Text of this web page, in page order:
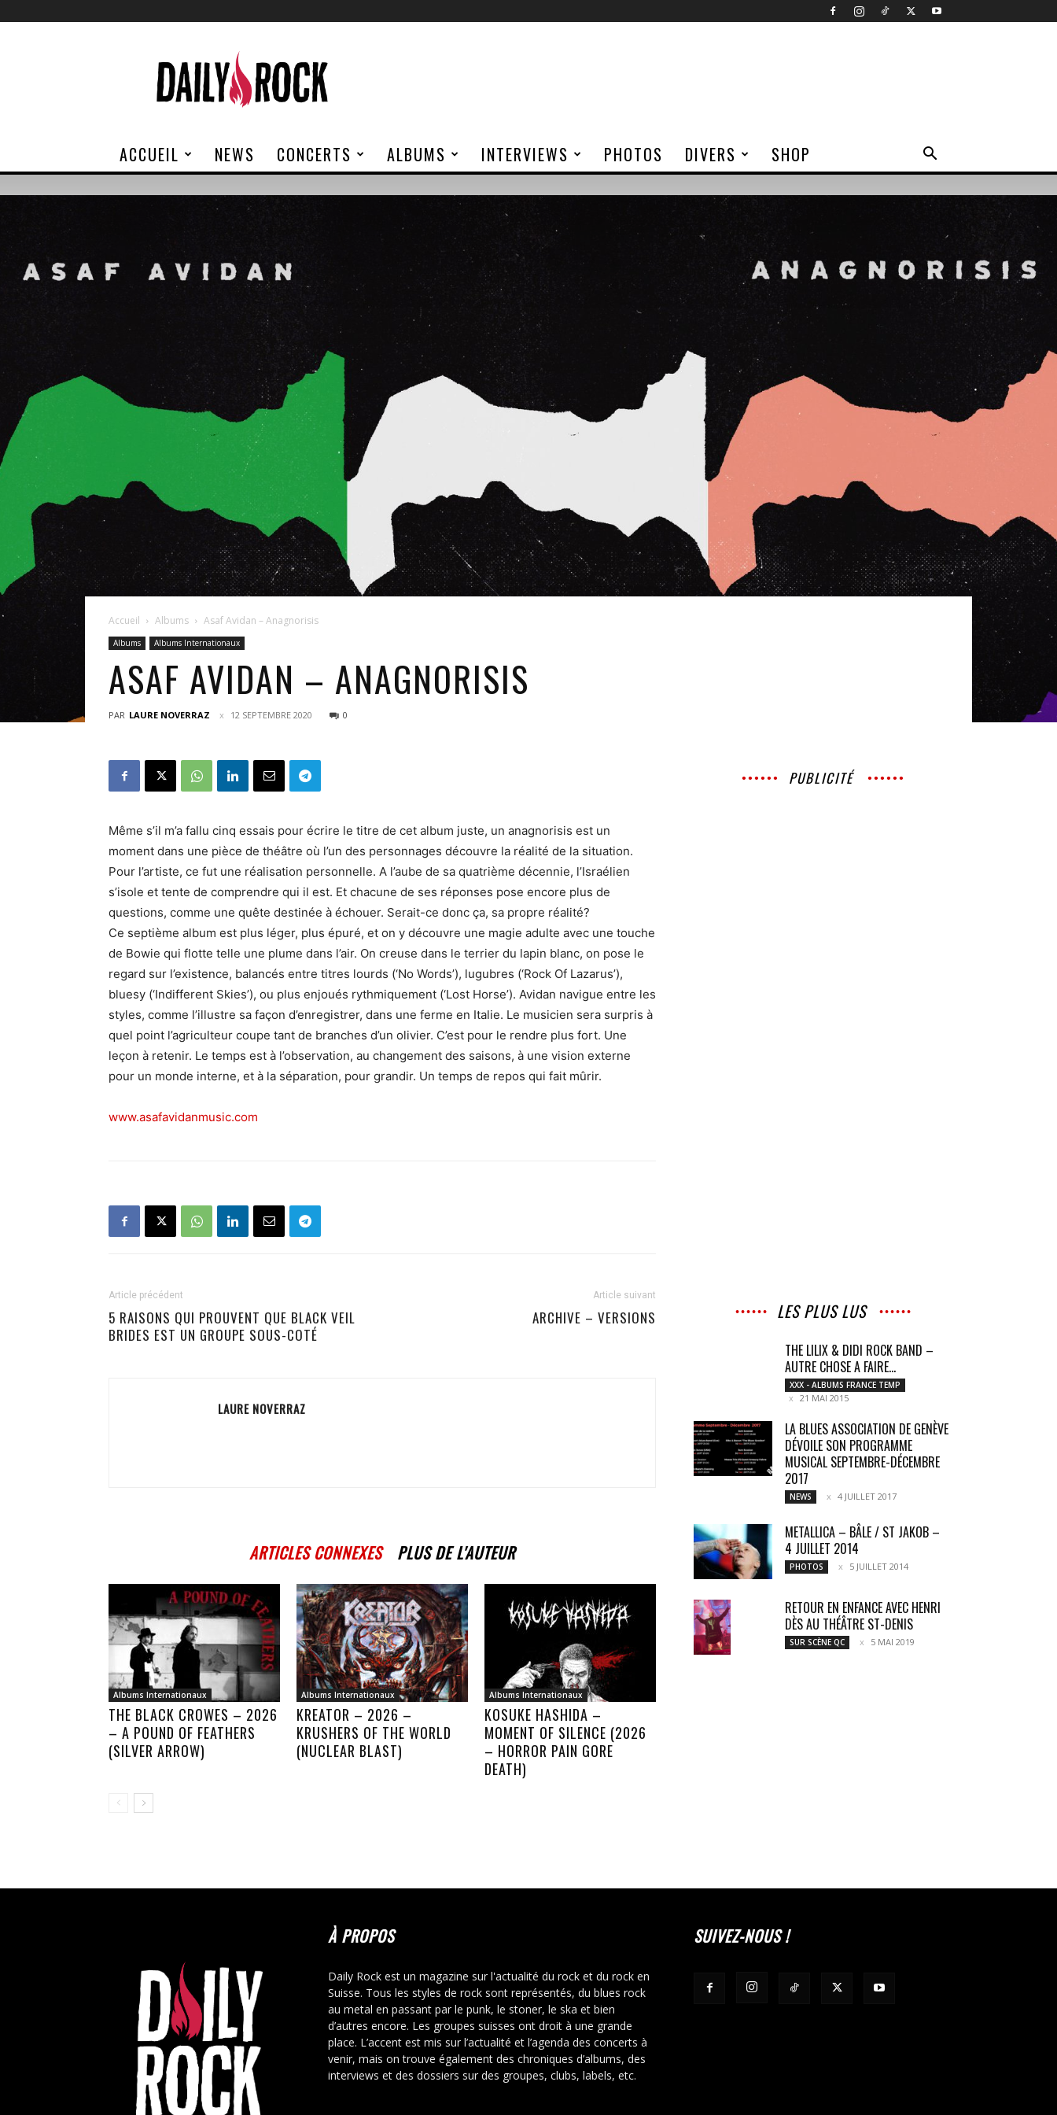
Rock
ACCUEIL NEWS CONCERTS ALBUMS INTERVIEWS PHOTOS DIVERS SHOP
Accueil Albums Asaf Avidan – Anagnorisis
Albums Albums Internationaux
ASAF AVIDAN – ANAGNORISIS
PAR LAURE NOVERRAZ 12 SEPTEMBRE 2020 0
Même s’il m’a fallu cinq essais pour écrire le titre de cet album juste, un anagnorisis est un
moment dans une pièce de théâtre où l’un des personnages découvre la réalité de la situation.
Pour l’artiste, ce fut une réalisation personnelle. A l’aube de sa quatrième décennie, l’Israélien
s’isole et tente de comprendre qui il est. Et chacune de ses réponses pose encore plus de
questions, comme une quête destinée à échouer. Serait-ce donc ça, sa propre réalité?
Ce septième album est plus léger, plus épuré, et on y découvre une magie adulte avec une touche
de Bowie qui flotte telle une plume dans l’air. On creuse dans le terrier du lapin blanc, on pose le
regard sur l’existence, balancés entre titres lourds (‘No Words’), lugubres (‘Rock Of Lazarus’),
bluesy (‘Indifferent Skies’), ou plus enjoués rythmiquement (‘Lost Horse’). Avidan navigue entre les
styles, comme l’illustre sa façon d’enregistrer, dans une ferme en Italie. Le musicien sera surpris à
quel point l’agriculteur coupe tant de branches d’un olivier. C’est pour le rendre plus fort. Une
leçon à retenir. Le temps est à l’observation, au changement des saisons, à une vision externe
pour un monde interne, et à la séparation, pour grandir. Un temps de repos qui fait mûrir.
www.asafavidanmusic.com
Article précédent
5 RAISONS QUI PROUVENT QUE BLACK VEIL
BRIDES EST UN GROUPE SOUS-COTÉ
Article suivant
ARCHIVE – VERSIONS
LAURE NOVERRAZ
ARTICLES CONNEXES PLUS DE L'AUTEUR
Albums Internationaux
THE BLACK CROWES – 2026
– A POUND OF FEATHERS
(SILVER ARROW)
Albums Internationaux
KREATOR – 2026 –
KRUSHERS OF THE WORLD
(NUCLEAR BLAST)
Albums Internationaux
KOSUKE HASHIDA –
MOMENT OF SILENCE (2026
– HORROR PAIN GORE
DEATH)
PUBLICITÉ
LES PLUS LUS
THE LILIX & DIDI ROCK BAND –
AUTRE CHOSE A FAIRE...
XXX - ALBUMS FRANCE TEMP
21 MAI 2015
LA BLUES ASSOCIATION DE GENÈVE
DÉVOILE SON PROGRAMME
MUSICAL SEPTEMBRE-DÉCEMBRE
2017
NEWS 4 JUILLET 2017
METALLICA – BÂLE / ST JAKOB –
4 JUILLET 2014
PHOTOS 5 JUILLET 2014
RETOUR EN ENFANCE AVEC HENRI
DÈS AU THÉÂTRE ST-DENIS
SUR SCÈNE QC 5 MAI 2019
À PROPOS
Daily Rock est un magazine sur l'actualité du rock et du rock en
Suisse. Tous les styles de rock sont représentés, du blues rock
au metal en passant par le punk, le stoner, le ska et bien
d’autres encore. Les groupes suisses ont droit à une grande
place. L’accent est mis sur l’actualité et l’agenda des concerts à
venir, mais on trouve également des chroniques d’albums, des
interviews et des dossiers sur des groupes, clubs, labels, etc.
SUIVEZ-NOUS !